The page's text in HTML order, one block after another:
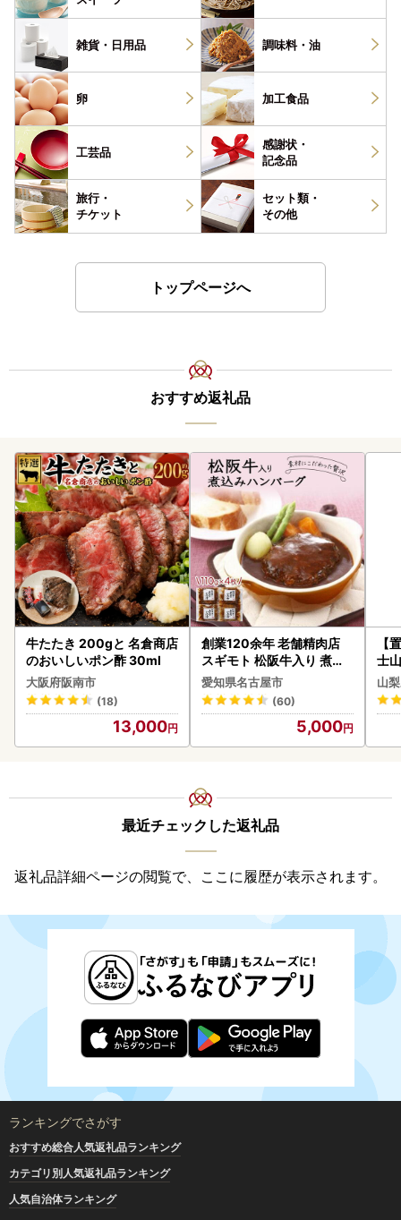
雑貨・ 日用品 調味料・ 油
卵 加工食品
工芸品
感謝状・
記念品
旅行・
チケット
セット類・
その他
トップページへ
おすすめ返礼品
牛たたき 200gと 名倉商店
のおいしいポン酢 30ml
大阪府阪南市
(18)
13,000
創業120余年 老舗精肉店
スギモト 松阪牛入り 煮込
み ハンバーグ 110g×4枚
惣菜 お取り寄せ グルメ ハ
ンバーグ 冷凍
愛知県名古屋市
(60)
5,000
【
士
180
山
最近チェックした返礼品
返礼品詳細ページの閲覧で、ここに履歴が表示されます。
ランキングでさがす
おすすめ総合人気返礼品ランキング
カテゴリ別人気返礼品ランキング
人気自治体ランキング